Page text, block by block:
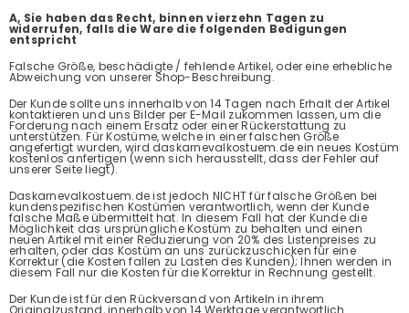
A, Sie haben das Recht, binnen vierzehn Tagen zu
widerrufen, falls die Ware die folgenden Bedigungen
entspricht
Falsche Größe, beschädigte / fehlende Artikel, oder eine erhebliche
Abweichung von unserer Shop-Beschreibung.
Der Kunde sollte uns innerhalb von 14 Tagen nach Erhalt der Artikel
kontaktieren und uns Bilder per E-Mail zukommen lassen, um die
Forderung nach einem Ersatz oder einer Rückerstattung zu
unterstützen. Für Kostüme, welche in einer falschen Größe
angefertigt wurden, wird daskarnevalkostuem.de ein neues Kostüm
kostenlos anfertigen (wenn sich herausstellt, dass der Fehler auf
unserer Seite liegt).
Daskarnevalkostuem.de ist jedoch NICHT für falsche Größen bei
kundenspezifischen Kostümen verantwortlich, wenn der Kunde
falsche Maße übermittelt hat. In diesem Fall hat der Kunde die
Möglichkeit das ursprüngliche Kostüm zu behalten und einen
neuen Artikel mit einer Reduzierung von 20% des Listenpreises zu
erhalten, oder das Kostüm an uns zurückzuschicken für eine
Korrektur (die Kosten fallen zu Lasten des Kunden); Ihnen werden in
diesem Fall nur die Kosten für die Korrektur in Rechnung gestellt.
Der Kunde ist für den Rückversand von Artikeln in ihrem
Originalzustand, innerhalb von 14 Werktage verantwortlich.